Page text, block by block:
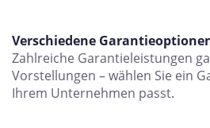
Verschiedene
Zahlreiche Garantieleistungen
Vorstellungen – wählen Sie ein
Ihrem Unternehmen passt.